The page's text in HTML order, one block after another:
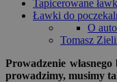
Tapicerowane
Ławki do
O
Tomasz
Prowadzenie
prowadzimy, musimy